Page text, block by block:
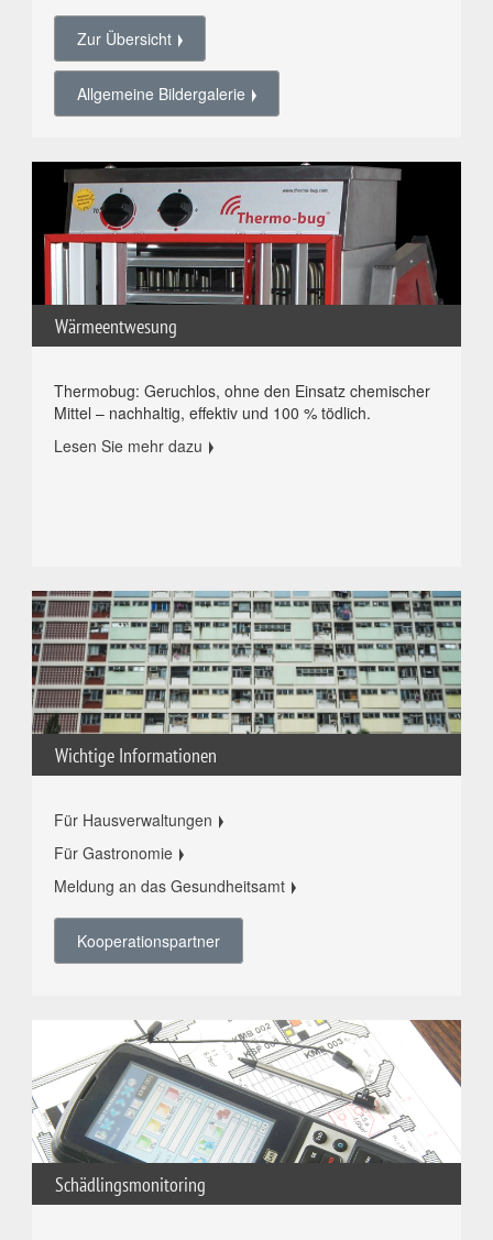
Zur Übersicht
Allgemeine Bildergalerie
Wärmeentwesung
Thermobug: Geruchlos, ohne den Einsatz chemischer
Mittel – nachhaltig, effektiv und 100 % tödlich.
Lesen Sie mehr dazu
Wichtige Informationen
Für Hausverwaltungen
Für Gastronomie
Meldung an das Gesundheitsamt
Kooperationspartner
Schädlingsmonitoring